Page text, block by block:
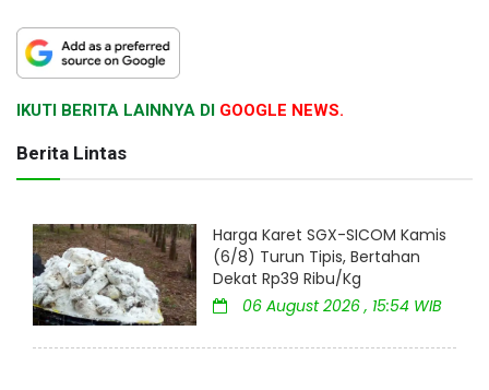
IKUTI BERITA LAINNYA DI GOOGLE NEWS.
Berita Lintas
Harga Karet SGX-SICOM Kamis
(6/8) Turun Tipis, Bertahan
Dekat Rp39 Ribu/Kg
06 August 2026 , 15:54 WIB